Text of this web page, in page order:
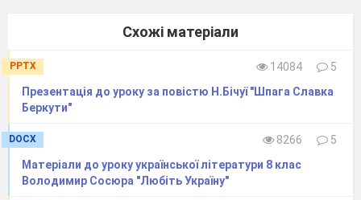
7. Яким чином панові з дідом у
сома? Як ви думаєте, чи міг у реальному житті
8. Напишіть твір-мініатюру «Чи існує справжнє
«Вітька + Галя, або Повість про перше кохання»).
Схожі матеріали
PPTX 14084
5
Презентація до уроку за повістю Н.Бічуї "Шпага Славка
Беркути"
DOCX 8266
5
Матеріали до уроку української літератури 8 клас
Володимир Сосюра "Любіть Україну"